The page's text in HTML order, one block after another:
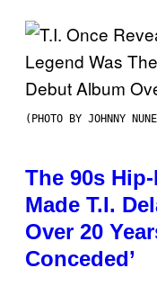
(PHOTO BY JOHNNY
The 90s
Made T.I.
Over 20
Conceded’